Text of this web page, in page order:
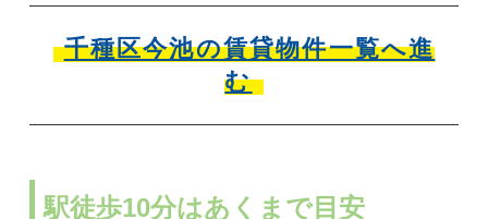
千種区今池の賃貸物件一覧へ進
む
駅徒歩10分はあくまで目安